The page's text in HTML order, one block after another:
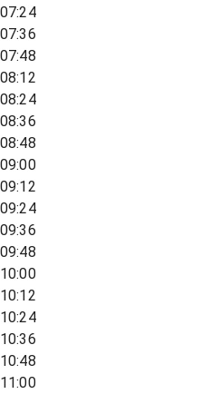
07:24
07:36
07:48
08:12
08:24
08:36
08:48
09:00
09:12
09:24
09:36
09:48
10:00
10:12
10:24
10:36
10:48
11:00